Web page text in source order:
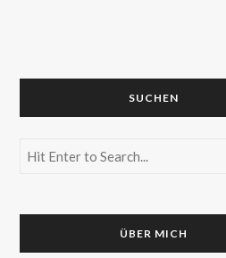
SUCHEN
ÜBER MICH